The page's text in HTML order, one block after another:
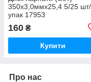
350х3,0ммх25,4 5/25 шт/
упак 17953
160 ₴
Купити
Про нас